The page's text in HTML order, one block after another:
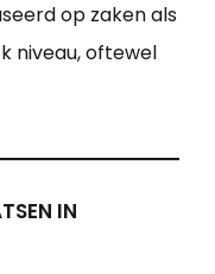
op zaken als
niveau, oftewel
IN